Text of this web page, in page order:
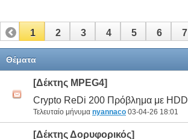
1 2 3 4 5 6 7
Θέματα
[Δέκτης MPEG4]
Crypto ReDi 200 Πρόβλημα με HDD
Τελευταίο μήνυμα nyannaco 03-04-26 18:01
[Δέκτης Δορυφορικός]